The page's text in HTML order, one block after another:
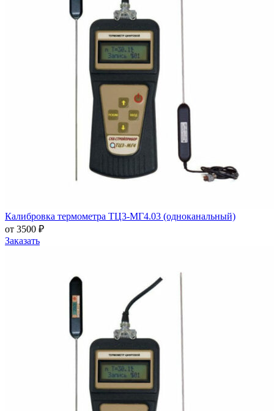
Калибровка термометра ТЦ3-МГ4.03 (одноканальный)
от 3500 ₽
Заказать